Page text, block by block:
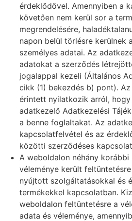
érdeklődővel. Amennyiben a
követően nem kerül sor a
megrendelésére,
napon belül törlésre kerülnek
személyes adatai. Az
adatokat a szerződés
jogalappal kezeli (Általános
cikk (1) bekezdés b) pont).
érintett nyilatkozik arról,
adatkezelő Adatkezelési
a benne foglaltakat. Az
kapcsolatfelvétel és az
közötti szerződéses
A weboldalon néhány korábbi
véleménye került
nyújtott szolgáltatásokkal és
termékekkel kapcsolatban.
weboldalon feltüntetésre a
adata és véleménye,